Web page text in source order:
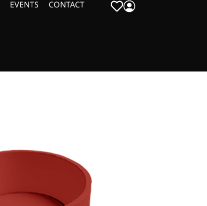
EVENTS CONTACT